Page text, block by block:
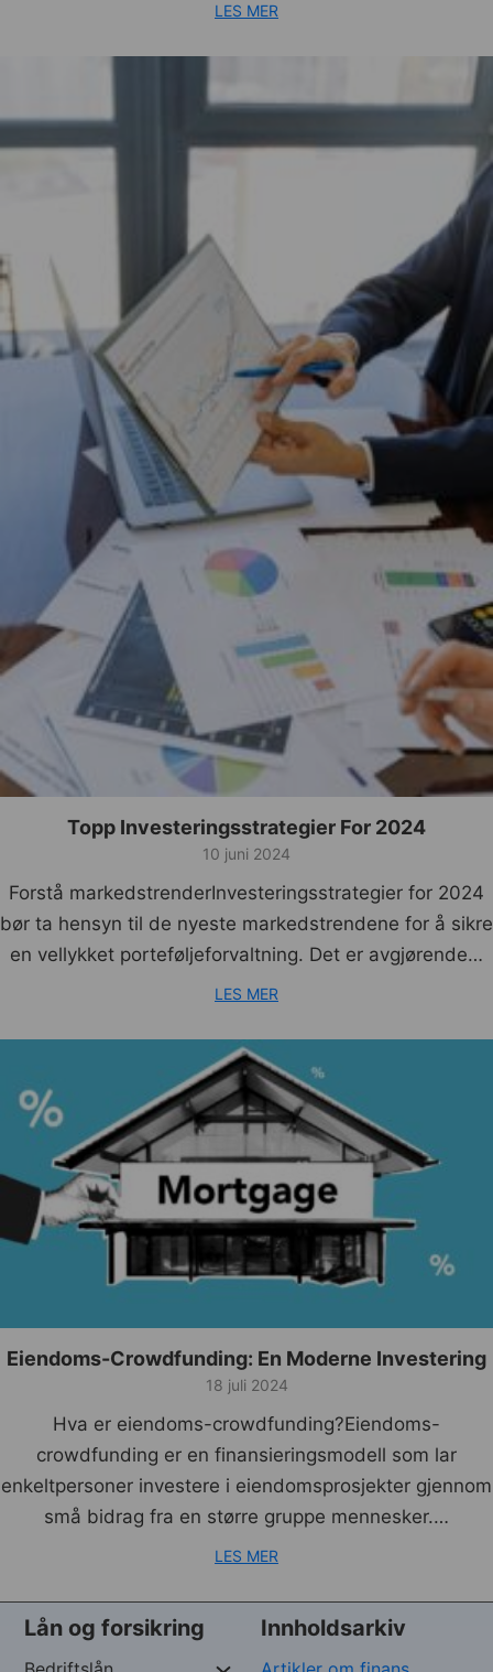
LES MER
Topp Investeringsstrategier For 2024
10 juni 2024
Forstå markedstrenderInvesteringsstrategier for 2024
bør ta hensyn til de nyeste markedstrendene for å sikre
en vellykket porteføljeforvaltning. Det er avgjørende…
LES MER
Eiendoms-Crowdfunding: En Moderne Investering
18 juli 2024
Hva er eiendoms-crowdfunding?Eiendoms-
crowdfunding er en finansieringsmodell som lar
enkeltpersoner investere i eiendomsprosjekter gjennom
små bidrag fra en større gruppe mennesker.…
LES MER
Lån og forsikring Innholdsarkiv